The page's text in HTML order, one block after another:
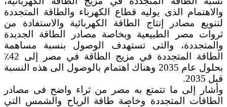
والاهتمام الذى يوليه قطاع الكهرباء والطاقة المتجددة
لتنويع مصادر إنتاج الطاقة الكهربائية والاستفادة من
ثروات مصر الطبيعية وبخاصة مصادر الطاقة الجديدة
والمتجددة، والتى تستهدف الوصول بنسبة مساهمة
الطاقة المتجددة في مزيج الطاقة في مصر إلى 42٪
بحلول عام 2035 وهناك اهتمام بالوصول الى هذه النسبة
قبل 2035.
وأشار إلى ما تتمتع به مصر من ثراء واضح فى مصادر
الطاقات المتجددة وخاصة طاقة الرياح والشمس التي